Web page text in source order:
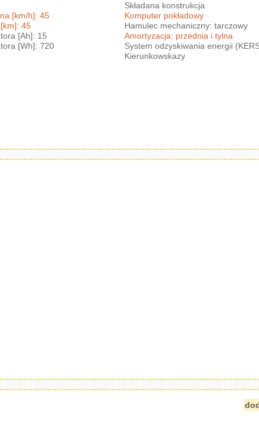
[km/h]: 45
45
[Ah]: 15
[Wh]: 720
Składana konstrukcja
Komputer pokładowy
Hamulec mechaniczny: tarczowy
Amortyzacja: przednia i tylna
System odzyskiwania energii
Kierunkowskazy
Tarczowym Amortyzator Deck